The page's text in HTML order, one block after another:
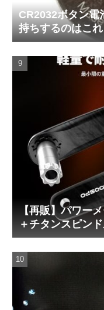
CR2032ボタン電
持ちするのはこれ
【再販】パワー
＋チタンスピン
円！